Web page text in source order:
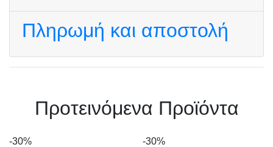
Πληρωμή και αποστολή
Πρoτεινόμενα Προϊόντα
-30% -30%